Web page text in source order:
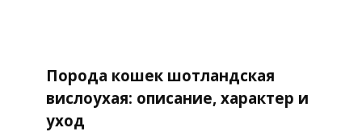
Порода кошек шотландская
вислоухая: описание, характер и
уход